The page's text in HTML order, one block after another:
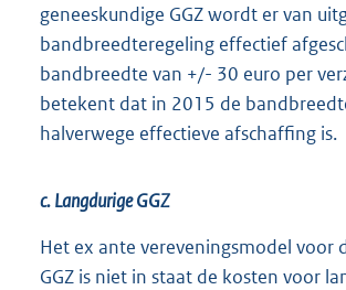
geneeskundige GGZ wordt er van
bandbreedteregeling effectief
bandbreedte van +/- 30 euro per
betekent dat in 2015 de
halverwege effectieve afschaffing is.
c. Langdurige GGZ
Het ex ante vereveningsmodel voor
GGZ is niet in staat de kosten voor